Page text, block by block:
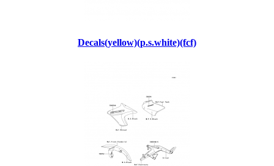
Decals(yellow)(p.s.white)(fcf)